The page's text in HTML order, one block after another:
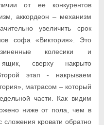
от ее конкурентов
аккордеон – механизм
увеличить срок
софа «Виктория». Это
колесики и
ящик, сверху накрыто
этап - накрываем
матрасом – который
части. Как видим
ниже от пола, чем в
кровати обратно